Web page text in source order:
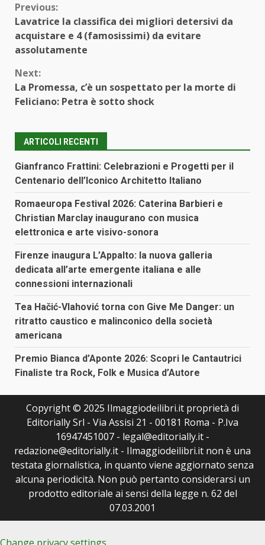
Continue
Reading
Previous:
Lavatrice la classifica dei migliori detersivi da
acquistare e 4 (famosissimi) da evitare
assolutamente
Next:
La Promessa, c’è un sospettato per la morte di
Feliciano: Petra è sotto shock
ARTICOLI RECENTI
Gianfranco Frattini: Celebrazioni e Progetti per il
Centenario dell’Iconico Architetto Italiano
Romaeuropa Festival 2026: Caterina Barbieri e
Christian Marclay inaugurano con musica
elettronica e arte visivo-sonora
Firenze inaugura L’Appalto: la nuova galleria
dedicata all’arte emergente italiana e alle
connessioni internazionali
Tea Hačić-Vlahović torna con Give Me Danger: un
ritratto caustico e malinconico della società
americana
Premio Bianca d’Aponte 2026: Scopri le Cantautrici
Finaliste tra Rock, Folk e Musica d’Autore
Copyright © 2025 Ilmaggiodeilibri.it proprietà di
Editorially Srl - Via Assisi 21 - 00181 Roma - P.Iva
16947451007 - legal@editorially.it -
redazione@editorially.it - Ilmaggiodeilibri.it non è una
testata giornalistica, in quanto viene aggiornato senza
alcuna periodicità. Non può pertanto considerarsi un
prodotto editoriale ai sensi della legge n. 62 del
07.03.2001